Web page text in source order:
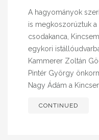
A hagyományok
is megkoszorúztuk
csodakanca,
egykori
Kammerer Zoltán
Pintér György
Nagy Ádám a
CONTINUED